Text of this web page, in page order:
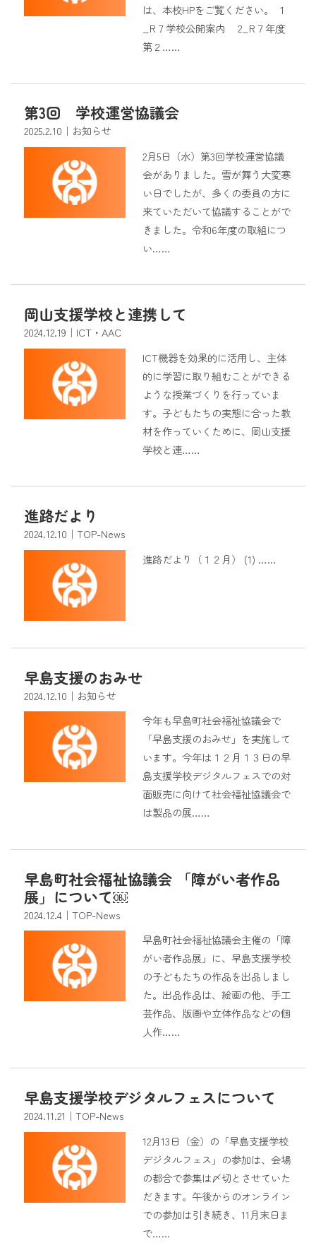
は、本校HPをご覧ください。 １
_R７学校公開案内 2_R７年度
第２……
第3回 学校運営協議会
2025.2.10 ｜お知らせ
2月5日（水）第3回学校運営協議
会がありました。雪が舞う大変寒
い日でしたが、多くの委員の方に
来ていただいて協議することがで
きました。令和6年度の取組につ
い……
岡山支援学校と連携して
2024.12.19 ｜ICT・AAC
ICT機器を効果的に活用し、主体
的に学習に取り組むことができる
ような授業づくりを行っていま
す。子どもたちの実態に合った教
材を作っていくために、岡山支援
学校と連……
進路だより
2024.12.10 ｜TOP-News
進路だより（１２月） (1) ……
早島支援のおみせ
2024.12.10 ｜お知らせ
今年も早島町社会福祉協議会で
「早島支援のおみせ」を実施して
います。今年は１２月１３日の早
島支援学校デジタルフェスでの対
面販売に向けて社会福祉協議会で
は製品の展……
早島町社会福祉協議会 「障がい者作品
展」について￼
2024.12.4 ｜TOP-News
早島町社会福祉協議会主催の「障
がい者作品展」に、早島支援学校
の子どもたちの作品を出品しまし
た。出品作品は、絵画の他、手工
芸作品、版画や立体作品などの個
人作……
早島支援学校デジタルフェスについて
2024.11.21 ｜TOP-News
12月13日（金）の「早島支援学校
デジタルフェス」の参加は、会場
の都合で参集は〆切とさせていた
だきます。午後からのオンライン
での参加は引き続き、11月末日ま
で……